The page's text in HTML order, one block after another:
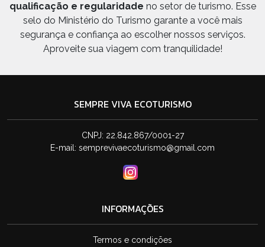
qualificação e regularidade no setor de turismo. Esse
selo do Ministério do Turismo garante a você mais
segurança e confiança ao escolher nossos serviços.
Aproveite sua viagem com tranquilidade!
SEMPRE VIVA ECOTURISMO
CNPJ: 22.842.867/0001-27
E-mail: semprevivaecoturismo@gmail.com
INFORMAÇÕES
Termos e condições